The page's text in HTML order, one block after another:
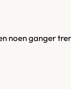
ganger